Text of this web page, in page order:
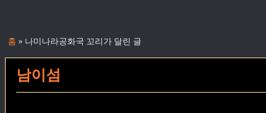
홈 » 나미나라공화국 꼬리가 달린 글
남이섬